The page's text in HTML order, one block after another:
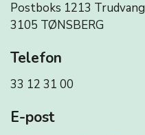
Postboks 1213 Trudvang
3105 TØNSBERG
Telefon
33 12 31 00
E-post